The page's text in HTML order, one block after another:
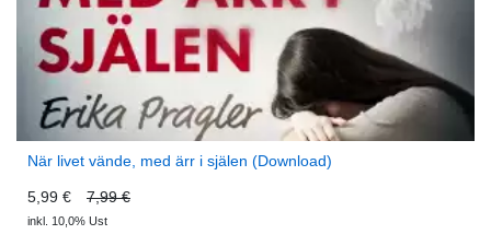
När livet vände, med ärr i själen (Download)
5,99 € 7,99 €
inkl. 10,0% Ust